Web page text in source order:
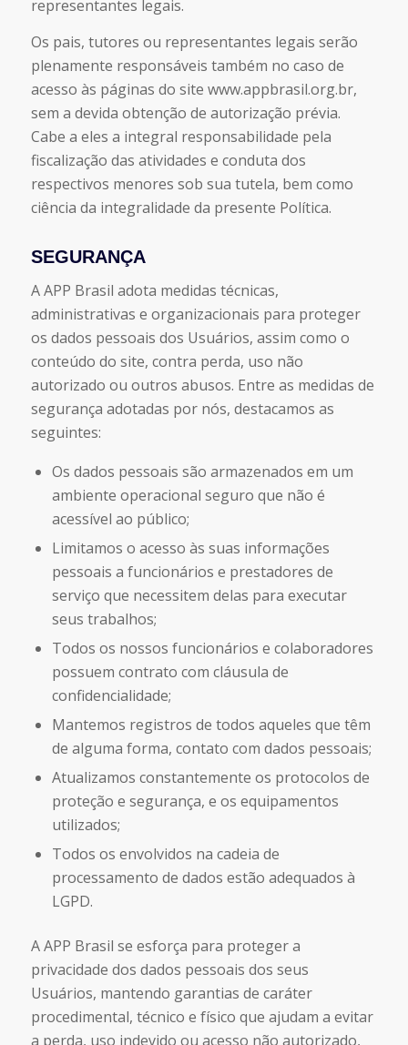
representantes legais.
Os pais, tutores ou representantes legais serão
plenamente responsáveis também no caso de
acesso às páginas do site www.appbrasil.org.br,
sem a devida obtenção de autorização prévia.
Cabe a eles a integral responsabilidade pela
fiscalização das atividades e conduta dos
respectivos menores sob sua tutela, bem como
ciência da integralidade da presente Política.
SEGURANÇA
A APP Brasil adota medidas técnicas,
administrativas e organizacionais para proteger
os dados pessoais dos Usuários, assim como o
conteúdo do site, contra perda, uso não
autorizado ou outros abusos. Entre as medidas de
segurança adotadas por nós, destacamos as
seguintes:
​Os dados pessoais são armazenados em um
ambiente operacional seguro que não é
acessível ao público;
Limitamos o acesso às suas informações
pessoais a funcionários e prestadores de
serviço que necessitem delas para executar
seus trabalhos;
Todos os nossos funcionários e colaboradores
possuem contrato com cláusula de
confidencialidade;
Mantemos registros de todos aqueles que têm
de alguma forma, contato com dados pessoais;
Atualizamos constantemente os protocolos de
proteção e segurança, e os equipamentos
utilizados;
Todos os envolvidos na cadeia de
processamento de dados estão adequados à
LGPD.
A APP Brasil se esforça para proteger a
privacidade dos dados pessoais dos seus
Usuários, mantendo garantias de caráter
procedimental, técnico e físico que ajudam a evitar
a perda, uso indevido ou acesso não autorizado,